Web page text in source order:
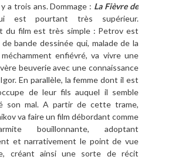
a trois ans. Dommage : La Fièvre de
pourtant très supérieur.
du film est très simple : Petrov est
bande dessinée qui, malade de la
enfiévré, va vivre une
beuverie avec une connaissance
En parallèle, la femme dont il est
de leur fils auquel il semble
son mal. A partir de cette trame,
va faire un film débordant comme
bouillonnante, adoptant
et narrativement le point de vue
créant ainsi une sorte de récit